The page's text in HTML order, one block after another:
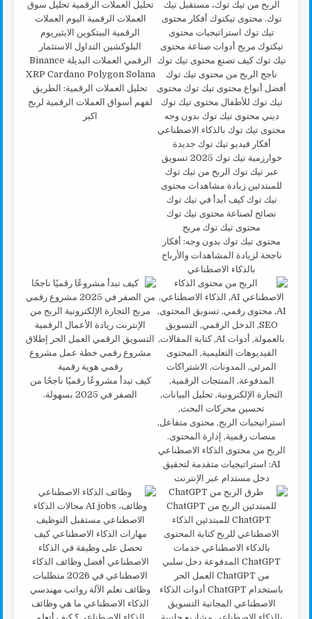
محتوى تيك توك بدون وجه: أفكار
ناجحة لزيادة المشاهدات والأرباح
بالذكاء الاصطناعي
تحليل العملات الرقمية: الطريق
لفهم أسواق العملات الرقمية لربح
اكبر
الربح من محتوى الذكاء الاصطناعي
AI: استراتيجيات متقدمة لتحقيق
دخل مستدام عبر الإنترنت
كيف تبدأ مشروعًا رقميًا ناجحًا من
الصفر في 2025 بسهولة.